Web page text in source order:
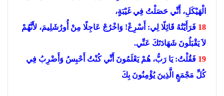
الْهَيْكَلِ، أَنِّي حَصَلْتُ فِي غَيْبَةٍ،
18 فَرَأَيْتُهُ قَائِلًا لِي: أَسْرِعْ! وَاخْرُجْ عَاجِلًا مِنْ أُورُشَلِيمَ، لأَنَّهُمْ
لاَ يَقْبَلُونَ شَهَادَتَكَ عَنِّي.
19 فَقُلْتُ: يَا رَبُّ، هُمْ يَعْلَمُونَ أَنِّي كُنْتُ أَحْبِسُ وَأَضْرِبُ فِي
كُلِّ مَجْمَعٍ الَّذِينَ يُؤْمِنُونَ بِكَ